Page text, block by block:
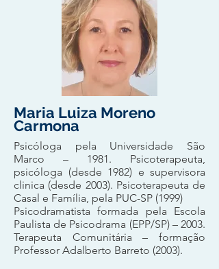
Maria Luiza Moreno
Carmona
Psicóloga pela Universidade São
Marco – 1981. Psicoterapeuta,
psicóloga (desde 1982) e supervisora
clinica (desde 2003). Psicoterapeuta de
Casal e Família, pela PUC-SP (1999)
Psicodramatista formada pela Escola
Paulista de Psicodrama (EPP/SP) – 2003.
Terapeuta Comunitária – formação
Professor Adalberto Barreto (2003).